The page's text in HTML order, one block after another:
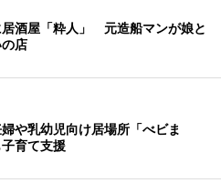
酒屋「粋人」 元造船マンが娘と
店
や乳幼児向け居場所「べビま
育て支援